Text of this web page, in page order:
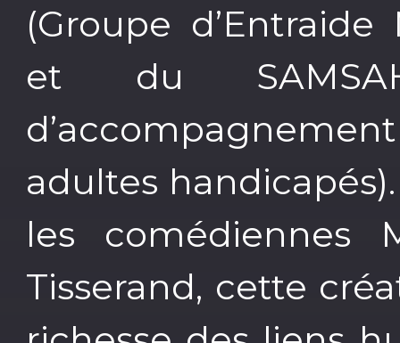
(Groupe
et du
adultes
les comédiennes
Tisserand, cette